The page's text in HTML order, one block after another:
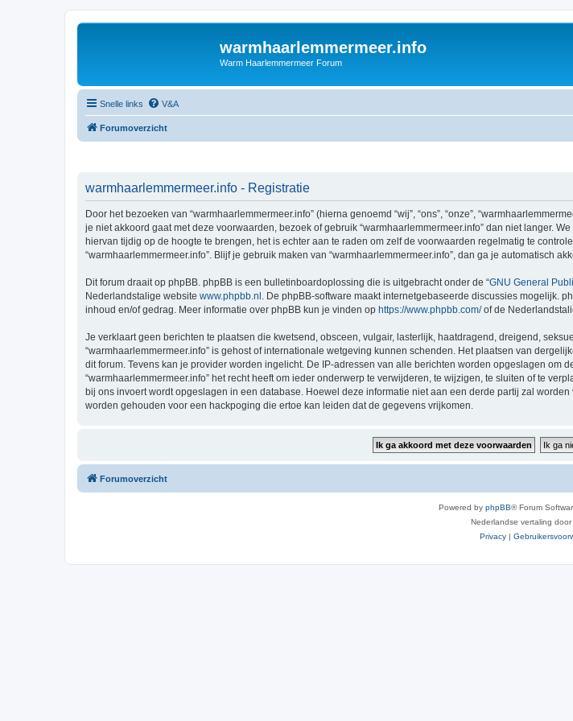
warmhaarlemmermeer.info
Warm Haarlemmermeer Forum
Snelle links V&A
Forumoverzicht
warmhaarlemmermeer.info - Registratie
Door het bezoeken van “warmhaarlemmermeer.info” (hierna genoemd “wij”, “ons”, “onze”,
je niet akkoord gaat met deze voorwaarden, bezoek of gebruik “warmhaarlemmermeer.info” dan niet langer.
hiervan tijdig op de hoogte te brengen, het is echter aan te raden om zelf de voorwaarden regelmatig te
“warmhaarlemmermeer.info”. Blijf je gebruik maken van “warmhaarlemmermeer.info”, dan ga je automatisch
Dit forum draait op phpBB. phpBB is een bulletinboardoplossing die is uitgebracht onder de “GNU General
Nederlandstalige website www.phpbb.nl . De phpBB-software maakt internetgebaseerde discussies mogelijk.
inhoud en/of gedrag. Meer informatie over phpBB kun je vinden op https://www.phpbb.com/of de
Je verklaart geen berichten te plaatsen die kwetsend, obsceen, vulgair, lasterlijk, haatdragend, dreigend,
“warmhaarlemmermeer.info” is gehost of internationale wetgeving kunnen schenden. Het plaatsen van
dit forum. Tevens kan je provider worden ingelicht. De IP-adressen van alle berichten worden opgeslagen om
“warmhaarlemmermeer.info” het recht heeft om ieder onderwerp te verwijderen, te wijzigen, te sluiten of te
bij ons invoert wordt opgeslagen in een database. Hoewel deze informatie niet aan een derde partij zal
worden gehouden voor een hackpoging die ertoe kan leiden dat de gegevens vrijkomen.
Forumoverzicht
Powered by phpBB® Forum
Nederlandse vertaling door
Privacy |